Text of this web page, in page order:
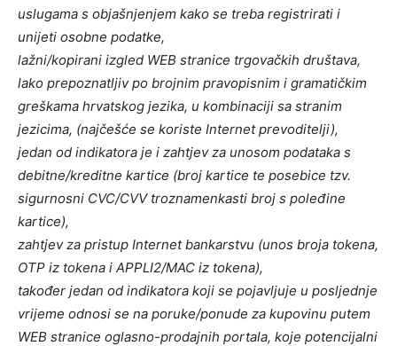
uslugama s objašnjenjem kako se treba registrirati i
unijeti osobne podatke,
lažni/kopirani izgled WEB stranice trgovačkih društava,
lako prepoznatljiv po brojnim pravopisnim i gramatičkim
greškama hrvatskog jezika, u kombinaciji sa stranim
jezicima, (najčešće se koriste Internet prevoditelji),
jedan od indikatora je i zahtjev za unosom podataka s
debitne/kreditne kartice (broj kartice te posebice tzv.
sigurnosni CVC/CVV troznamenkasti broj s poleđine
kartice),
zahtjev za pristup Internet bankarstvu (unos broja tokena,
OTP iz tokena i APPLI2/MAC iz tokena),
također jedan od indikatora koji se pojavljuje u posljednje
vrijeme odnosi se na poruke/ponude za kupovinu putem
WEB stranice oglasno-prodajnih portala, koje potencijalni